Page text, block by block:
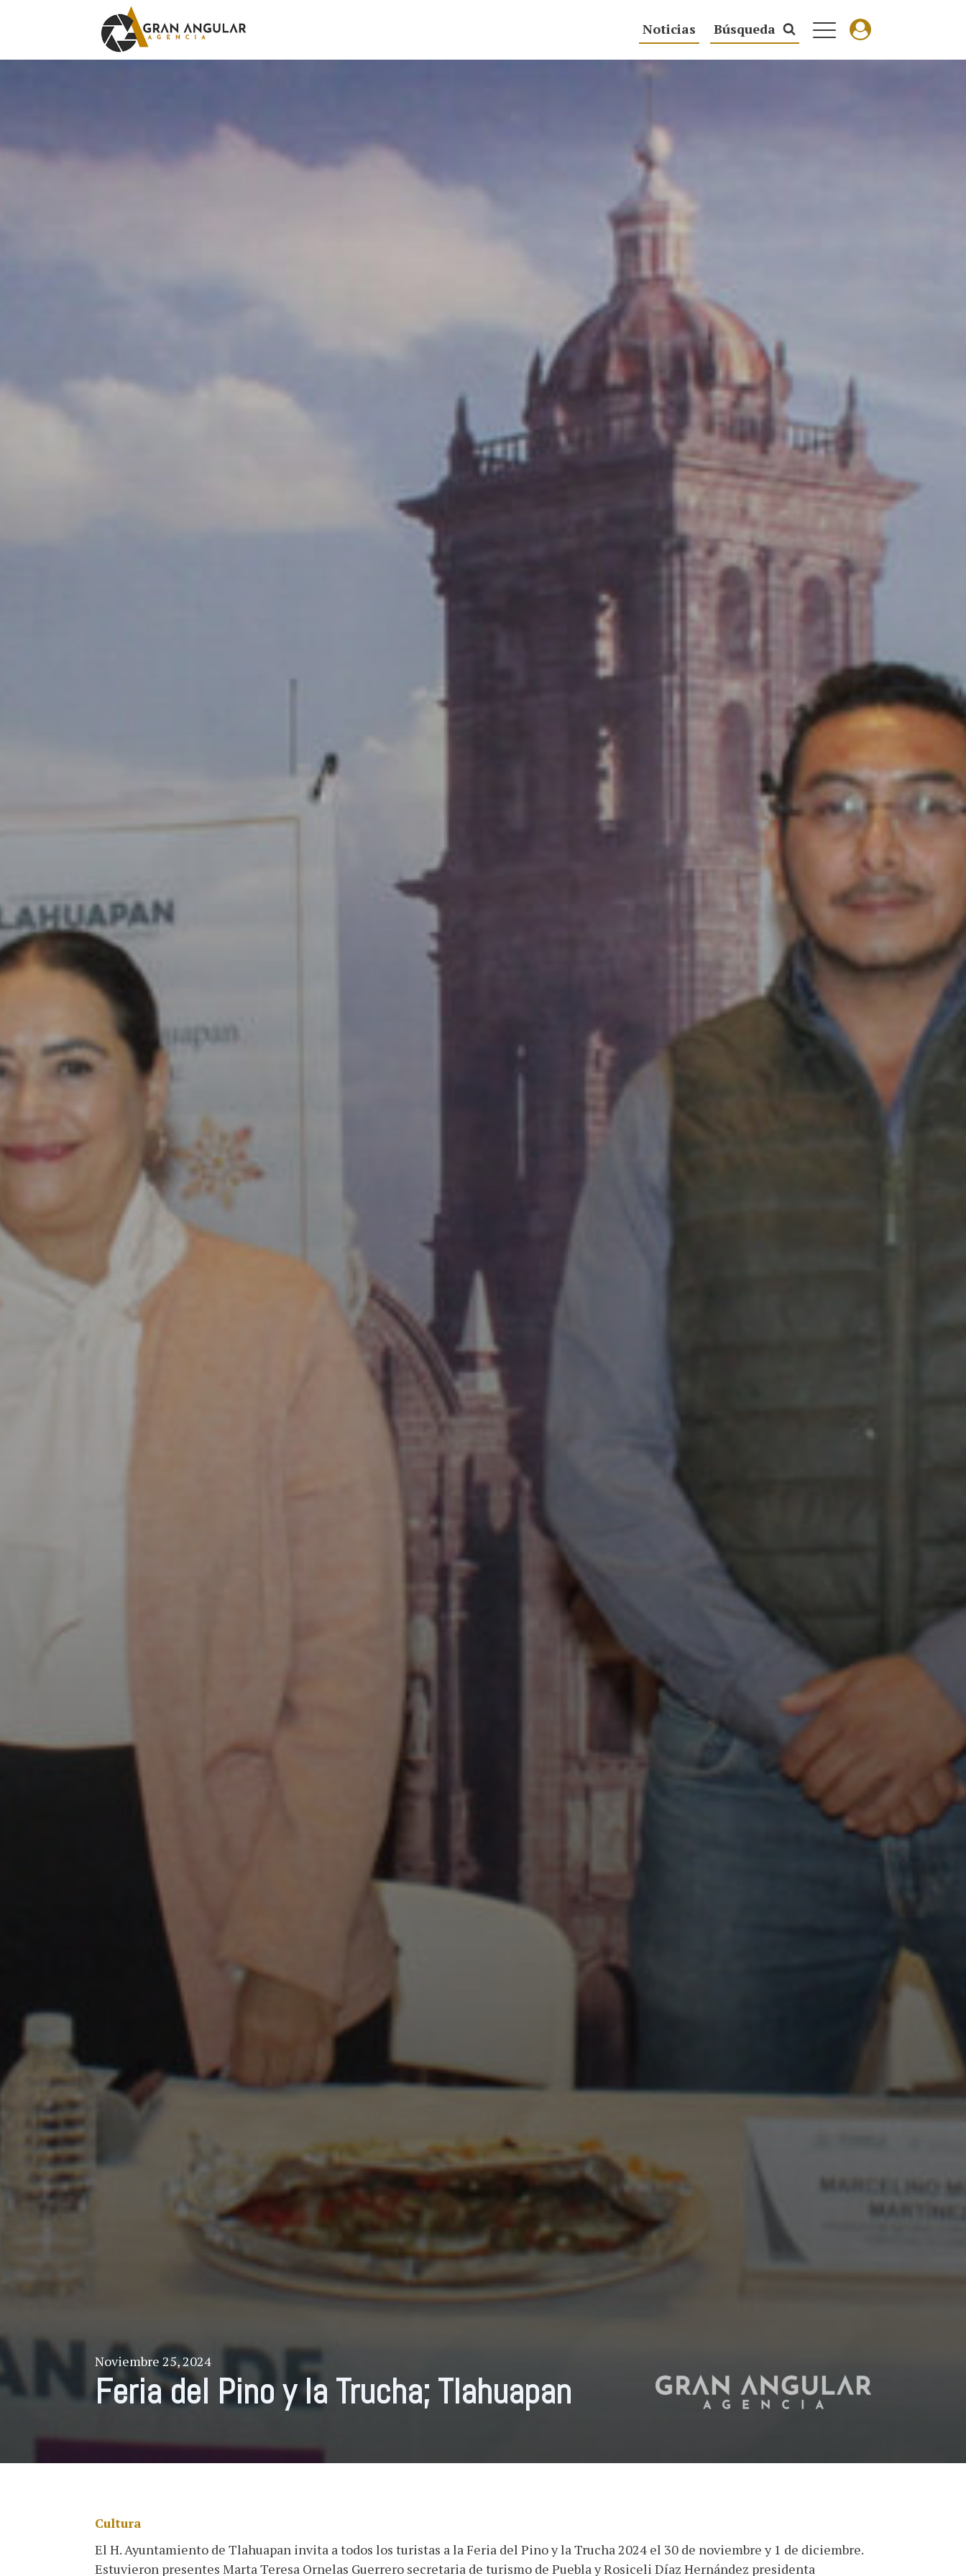
Noticias Búsqueda
Noviembre 25, 2024
Feria del Pino y la Trucha; Tlahuapan
Cultura
El H. Ayuntamiento de Tlahuapan invita a todos los turistas a la Feria del Pino y la Trucha 2024 el 30 de noviembre y 1 de diciembre.
Estuvieron presentes Marta Teresa Ornelas Guerrero secretaria de turismo de Puebla y Rosiceli Díaz Hernández presidenta